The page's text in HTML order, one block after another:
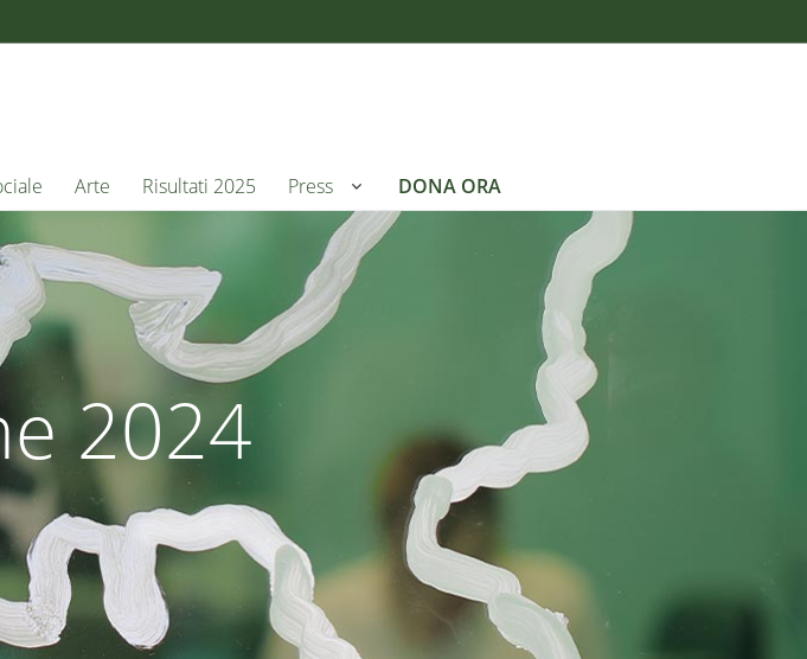
Arte Risultati 2025 Press DONA ORA
2024